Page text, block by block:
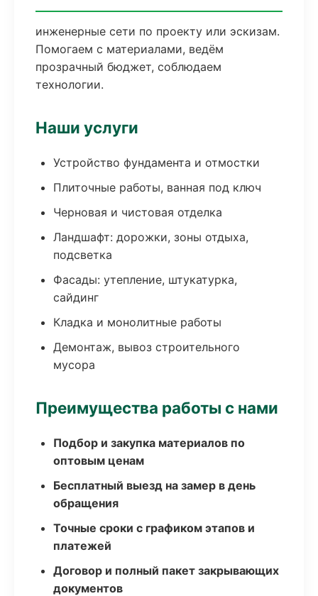
инженерные сети по проекту или эскизам.
Помогаем с материалами, ведём
прозрачный бюджет, соблюдаем
технологии.
Наши услуги
Устройство фундамента и отмостки
Плиточные работы, ванная под ключ
Черновая и чистовая отделка
Ландшафт: дорожки, зоны отдыха,
подсветка
Фасады: утепление, штукатурка,
сайдинг
Кладка и монолитные работы
Демонтаж, вывоз строительного
мусора
Преимущества работы с нами
Подбор и закупка материалов по
оптовым ценам
Бесплатный выезд на замер в день
обращения
Точные сроки с графиком этапов и
платежей
Договор и полный пакет закрывающих
документов